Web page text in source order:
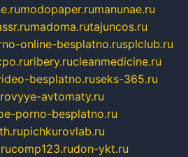
modopaper.rumanunae.ru
madoma.rutajuncos.ru
online-besplatno.rusplclub.ru
ribery.rucleanmedicine.ru
besplatno.ruseks-365.ru
avtomaty.ru
porno-besplatno.ru
pichkurovlab.ru
comp123.rudon-ykt.ru